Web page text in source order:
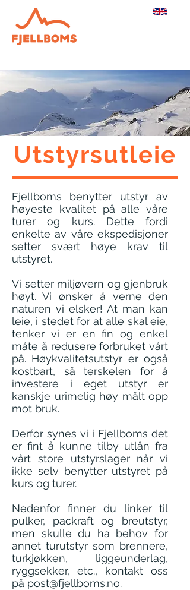
Utstyrsutleie
Fjellboms benytter utstyr av
høyeste kvalitet på alle våre
turer og kurs. Dette fordi
enkelte av våre ekspedisjoner
setter svært høye krav til
utstyret.
Vi setter miljøvern og gjenbruk
høyt. Vi ønsker å verne den
naturen vi elsker! At man kan
leie, i stedet for at alle skal eie,
tenker vi er en fin og enkel
måte å redusere forbruket vårt
på. Høykvalitetsutstyr er også
kostbart, så terskelen for å
investere i eget utstyr er
kanskje urimelig høy målt opp
mot bruk.
Derfor synes vi i Fjellboms det
er fint å kunne tilby utlån fra
vårt store utstyrslager når vi
ikke selv benytter utstyret på
kurs og turer.
Nedenfor finner du linker til
pulker, packraft og breutstyr,
men skulle du ha behov for
annet turutstyr som brennere,
turkjøkken, liggeunderlag,
ryggsekker, etc., kontakt oss
på post@fjellboms.no.